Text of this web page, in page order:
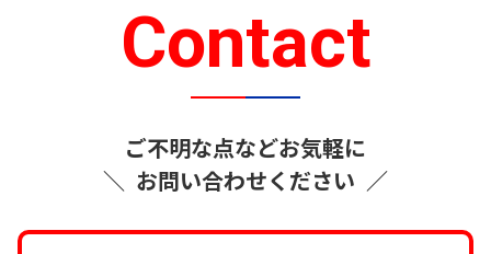
Contact
＼
ご不明な点などお気軽に
お問い合わせください ／